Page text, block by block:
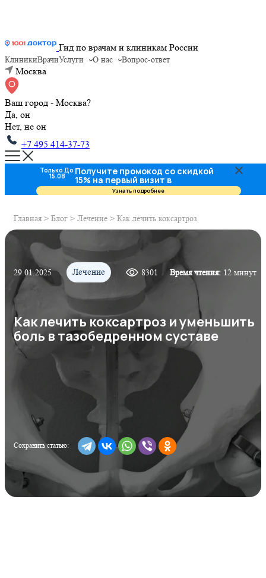
Гид по врачам и клиникам России
КлиникиВрачиУслуги О нас Вопрос-ответ
Москва
Ваш город - Москва?
Да, он
Нет, не он
+7 495 414-37-73
Главная > Блог > Лечение > Как лечить коксартроз
29.01.2025 Лечение 8301 Время чтения: 12 минут
Как лечить коксартроз и уменьшить
боль в тазобедренном суставе
Сохранить статью:
Только До
15.08 Получите промокод со скидкой
15% на первый визит в
стоматологию
Узнать подробнее